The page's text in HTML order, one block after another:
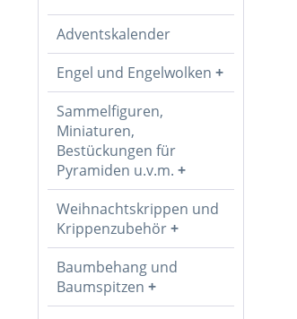
Adventskalender
Engel und Engelwolken
Sammelfiguren,
Miniaturen,
Bestückungen für
Pyramiden u.v.m.
Weihnachtskrippen und
Krippenzubehör
Baumbehang und
Baumspitzen